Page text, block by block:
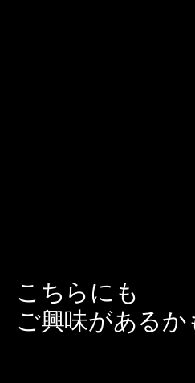
こちらにも
ご興味がある